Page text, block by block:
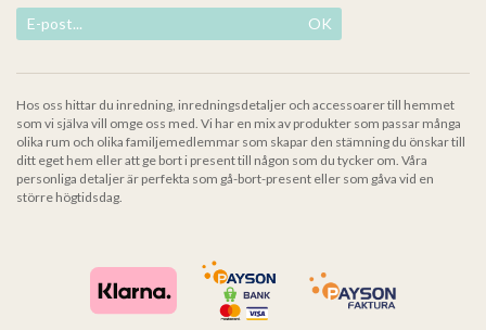
OK
Hos oss hittar du inredning, inredningsdetaljer och accessoarer till hemmet
som vi själva vill omge oss med. Vi har en mix av produkter som passar många
olika rum och olika familjemedlemmar som skapar den stämning du önskar till
ditt eget hem eller att ge bort i present till någon som du tycker om. Våra
personliga detaljer är perfekta som gå-bort-present eller som gåva vid en
större högtidsdag.